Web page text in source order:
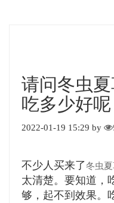
请问冬虫
吃多少好呢
2022-01-19 15:29 by
不少人买来了冬虫
太清楚。要知道，
够，起不到效果。